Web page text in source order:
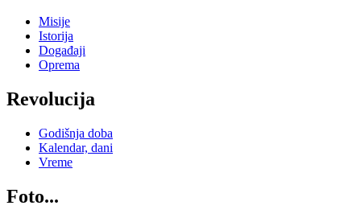
Misije
Istorija
Događaji
Oprema
Revolucija
Godišnja doba
Kalendar, dani
Vreme
Foto...